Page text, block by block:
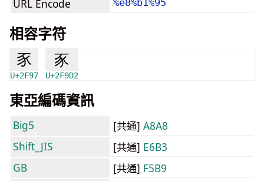
URL Encode %e8%b1%95
相容字符
⾗
U+2F97
豕
U+2F9D2
東亞編碼資訊
Big5 [共通] A8A8
Shift_JIS
[共通] E6B3
GB
[共通] F5B9